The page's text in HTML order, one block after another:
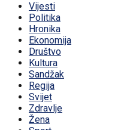
Vijesti
Politika
Hronika
Ekonomija
Društvo
Kultura
Sandžak
Regija
Svijet
Zdravlje
Žena